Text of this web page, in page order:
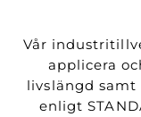
Vår
applicera
livslängd
enligt